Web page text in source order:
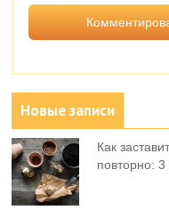
Новые записи
Как
повторно: